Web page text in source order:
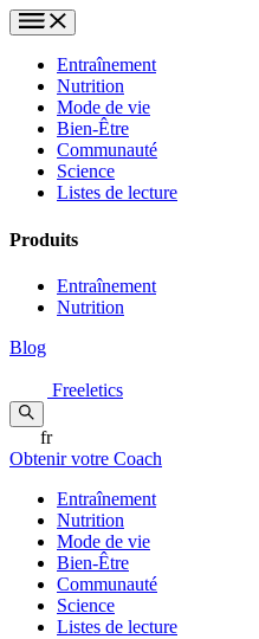
Entraînement
Nutrition
Mode de vie
Bien-Être
Communauté
Science
Listes de lecture
Produits
Entraînement
Nutrition
Blog
Freeletics
fr
Obtenir votre Coach
Entraînement
Nutrition
Mode de vie
Bien-Être
Communauté
Science
Listes de lecture